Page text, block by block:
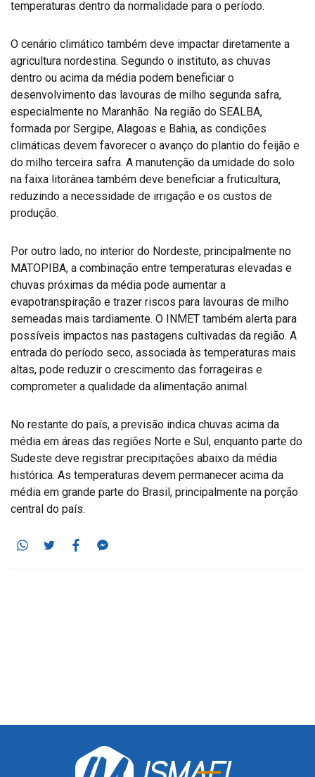
temperaturas dentro da normalidade para o período.
O cenário climático também deve impactar diretamente a
agricultura nordestina. Segundo o instituto, as chuvas
dentro ou acima da média podem beneficiar o
desenvolvimento das lavouras de milho segunda safra,
especialmente no Maranhão. Na região do SEALBA,
formada por Sergipe, Alagoas e Bahia, as condições
climáticas devem favorecer o avanço do plantio do feijão e
do milho terceira safra. A manutenção da umidade do solo
na faixa litorânea também deve beneficiar a fruticultura,
reduzindo a necessidade de irrigação e os custos de
produção.
Por outro lado, no interior do Nordeste, principalmente no
MATOPIBA, a combinação entre temperaturas elevadas e
chuvas próximas da média pode aumentar a
evapotranspiração e trazer riscos para lavouras de milho
semeadas mais tardiamente. O INMET também alerta para
possíveis impactos nas pastagens cultivadas da região. A
entrada do período seco, associada às temperaturas mais
altas, pode reduzir o crescimento das forrageiras e
comprometer a qualidade da alimentação animal.
No restante do país, a previsão indica chuvas acima da
média em áreas das regiões Norte e Sul, enquanto parte do
Sudeste deve registrar precipitações abaixo da média
histórica. As temperaturas devem permanecer acima da
média em grande parte do Brasil, principalmente na porção
central do país.
Whatsapp
TwitterFacebook